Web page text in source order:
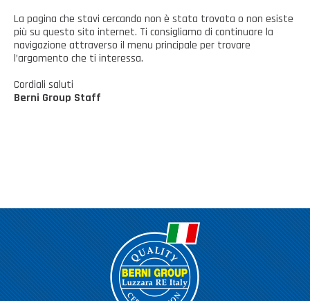
Chi siamo
GAMMA PRODOTTI
Illuminazione
Igienizzanti-mascherine-guanti
PRODOTTI NOVITÀ
Prodotti in Promozione
CONTATTI
La pagina che stavi cercando non è stata trovata o non esiste
più su questo sito internet. Ti consigliamo di continuare la
navigazione attraverso il menu principale per trovare
l’argomento che ti interessa.
Cordiali saluti
Berni Group Staff